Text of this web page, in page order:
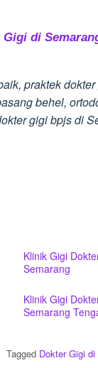
di
praktek
behel,
gigi bpjs di
Klinik Gigi
Semarang
Klinik Gigi
Semarang
Tagged Dokter Gigi